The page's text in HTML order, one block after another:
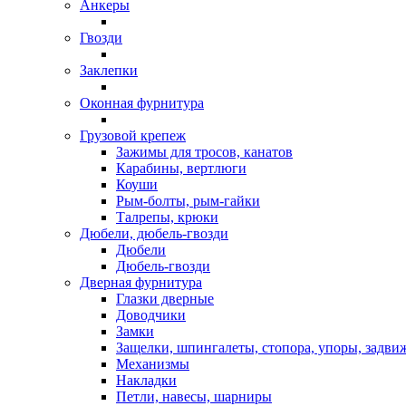
Анкеры
Гвозди
Заклепки
Оконная фурнитура
Грузовой крепеж
Зажимы для тросов, канатов
Карабины, вертлюги
Коуши
Рым-болты, рым-гайки
Талрепы, крюки
Дюбели, дюбель-гвозди
Дюбели
Дюбель-гвозди
Дверная фурнитура
Глазки дверные
Доводчики
Замки
Защелки, шпингалеты, стопора, упоры,
Механизмы
Накладки
Петли, навесы, шарниры